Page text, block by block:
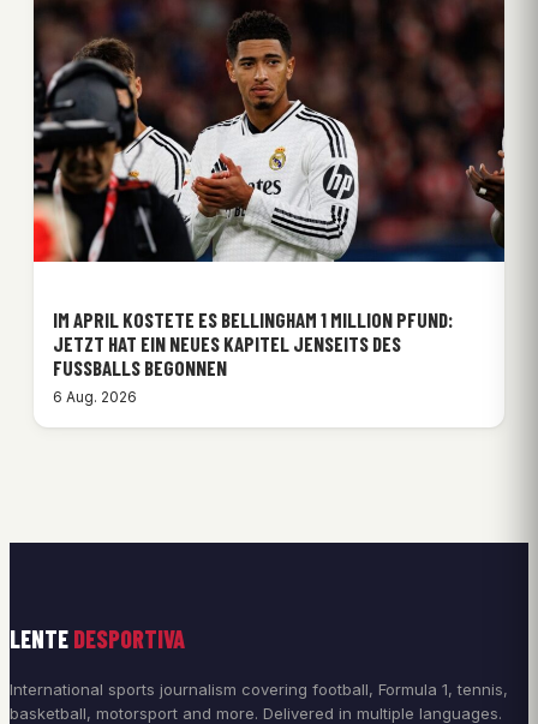
IM APRIL KOSTETE ES BELLINGHAM 1 MILLION PFUND:
JETZT HAT EIN NEUES KAPITEL JENSEITS DES
FUSSBALLS BEGONNEN
6 Aug. 2026
LENTE DESPORTIVA
International sports journalism covering football, Formula 1, tennis,
basketball, motorsport and more. Delivered in multiple languages.